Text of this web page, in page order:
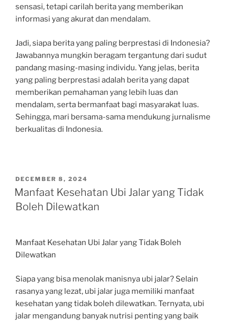
sensasi, tetapi carilah berita yang memberikan
informasi yang akurat dan mendalam.
Jadi, siapa berita yang paling berprestasi di Indonesia?
Jawabannya mungkin beragam tergantung dari sudut
pandang masing-masing individu. Yang jelas, berita
yang paling berprestasi adalah berita yang dapat
memberikan pemahaman yang lebih luas dan
mendalam, serta bermanfaat bagi masyarakat luas.
Sehingga, mari bersama-sama mendukung jurnalisme
berkualitas di Indonesia.
POSTED
ON
DECEMBER 8, 2024
Manfaat Kesehatan Ubi Jalar yang Tidak
Boleh Dilewatkan
Manfaat Kesehatan Ubi Jalar yang Tidak Boleh
Dilewatkan
Siapa yang bisa menolak manisnya ubi jalar? Selain
rasanya yang lezat, ubi jalar juga memiliki manfaat
kesehatan yang tidak boleh dilewatkan. Ternyata, ubi
jalar mengandung banyak nutrisi penting yang baik